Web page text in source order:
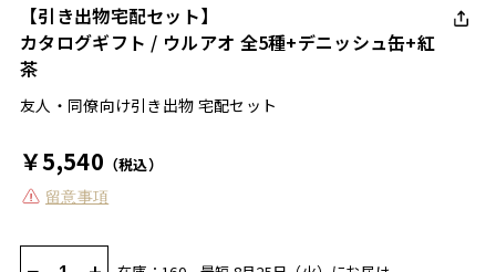
【引き出物宅配セット】
カタログギフト / ウルアオ 全5種+デニッシュ缶+紅
茶
友人・同僚向け引き出物 宅配セット
￥5,540 （税込）
留意事項